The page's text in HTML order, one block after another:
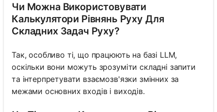
Чи Можна Використовувати
Калькулятори Рівнянь Руху Для
Складних Задач Руху?
Так, особливо ті, що працюють на базі LLM,
оскільки вони можуть зрозуміти складні запити
та інтерпретувати взаємозв'язки змінних за
межами основних входів і виходів.